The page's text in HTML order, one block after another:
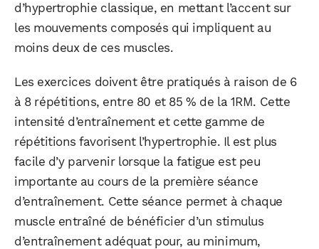
d’hypertrophie classique, en mettant l’accent sur
les mouvements composés qui impliquent au
moins deux de ces muscles.
Les exercices doivent être pratiqués à raison de 6
à 8 répétitions, entre 80 et 85 % de la 1RM. Cette
intensité d’entraînement et cette gamme de
répétitions favorisent l’hypertrophie. Il est plus
facile d’y parvenir lorsque la fatigue est peu
importante au cours de la première séance
d’entraînement. Cette séance permet à chaque
muscle entraîné de bénéficier d’un stimulus
d’entraînement adéquat pour, au minimum,